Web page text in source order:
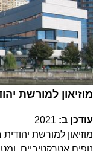
מוזיאון למורשת
עודכן ב: 2021
מוזיאון למורשת
נופים אטרקטיביים,